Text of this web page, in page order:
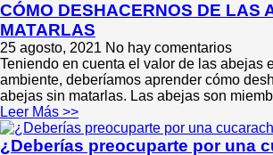
CÓMO DESHACERNOS DE LAS
MATARLAS
25 agosto, 2021 No hay comentarios
Teniendo en cuenta el valor de las abejas
ambiente, deberíamos aprender cómo
abejas sin matarlas. Las abejas son
Leer Más >>
¿Deberías preocuparte por una